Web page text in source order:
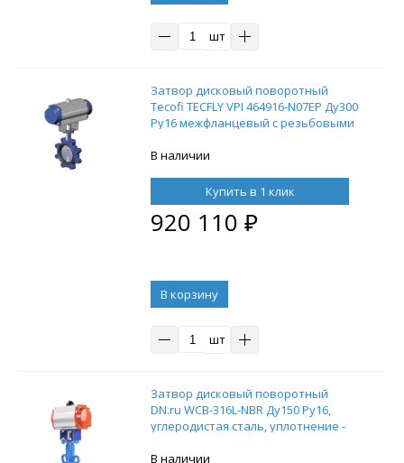
шт
Затвор дисковый поворотный
Tecofi TECFLY VPI 464916-N07EP Ду300
Ру16 межфланцевый с резьбовыми
GX5CrNiMo19-11-2, уплотнение -
одностороннего действия
В наличии
Купить в 1 клик
920 110 ₽
В корзину
шт
Затвор дисковый поворотный
DN.ru WCB-316L-NBR Ду150 Ру16,
углеродистая сталь, уплотнение -
105 двойного действия
В наличии